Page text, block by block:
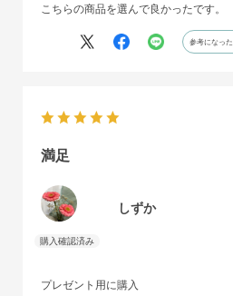
こちらの商品を選んで良かったです。
参考になった
満足
しずか
プレゼント用に購入